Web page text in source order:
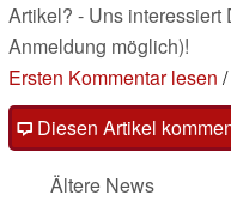
Artikel? - Uns
Anmeldung möglich)!
Ersten Kommentar lesen /
Diesen Artikel
Ältere News